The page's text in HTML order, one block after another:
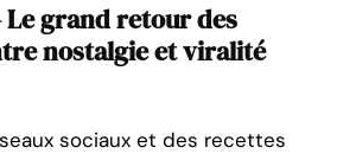
Le grand retour des
nostalgie et viralité
sociaux et des recettes